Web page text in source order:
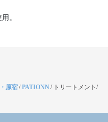
。
原宿/PATIONN/ トリートメント/